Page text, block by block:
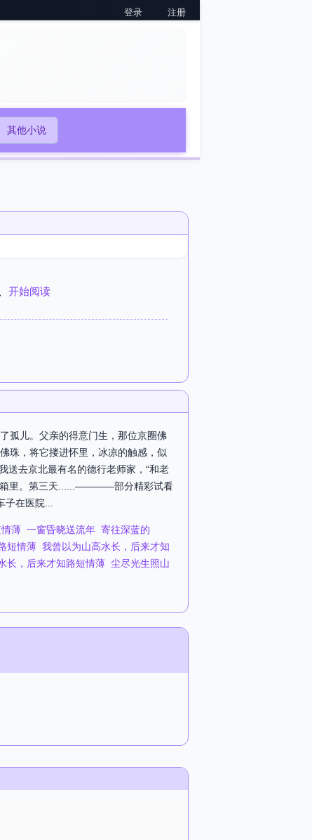
登录 注册
其他小说
开始阅读
孤儿。父亲的得意门生，那位京圈佛
珠，将它搂进怀里，冰凉的触感，似
送去京北最有名的德行老师家，“和老
箱里。第三天......————部分精彩试看
在医院...
薄 一窗昏晓送流年 寄往深蓝的
短情薄 我曾以为山高水长，后来才知
长，后来才知路短情薄 尘尽光生照山